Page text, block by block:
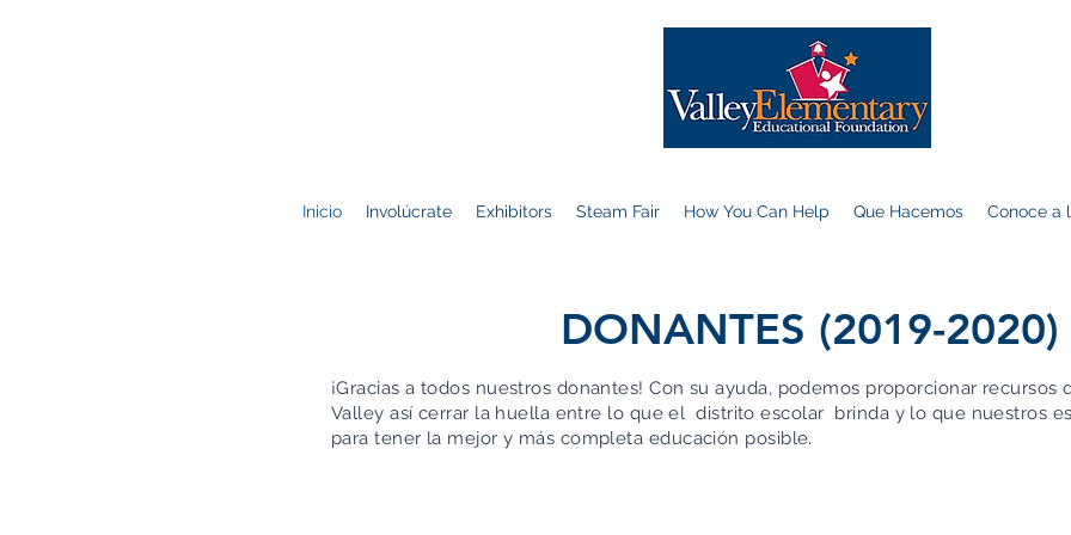
Inicio Involúcrate Exhibitors Steam Fair How You Can Help Que Hacemos Conoce a
DONANTES (2019-2020)
¡Gracias a todos nuestros donantes! Con su ayuda, podemos proporcionar recursos
Valley así cerrar la huella entre lo que el distrito escolar brinda y lo que nuestros
para tener la mejor y más completa educación posible.